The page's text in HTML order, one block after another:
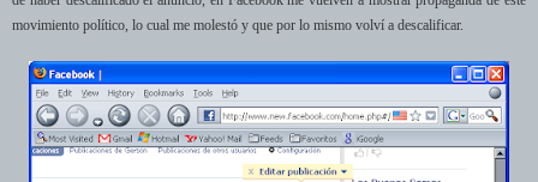
movimiento político, lo cual me molestó y que por lo mismo volví a descalificar.